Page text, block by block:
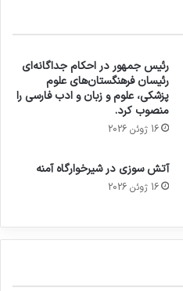
رئیس جمهور در احکام جداگانه‌ای
رئیسان فرهنگستان‌های علوم
پزشکی، علوم و زبان و ادب فارسی را
منصوب کرد.
16 ژوئن 2026
آتش سوزی در شیرخوارگاه آمنه
16 ژوئن 2026